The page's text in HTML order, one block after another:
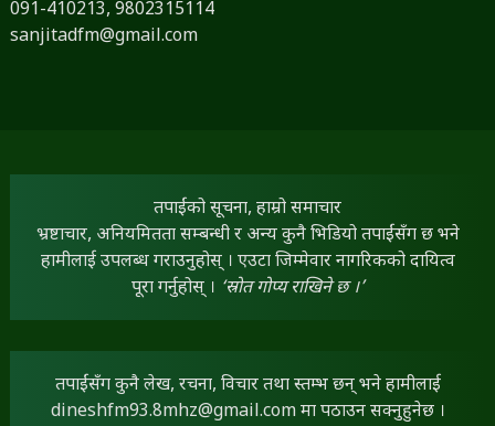
091-410213, 9802315114
sanjitadfm@gmail.com
तपाईंको सूचना, हाम्रो समाचार
भ्रष्टाचार, अनियमितता सम्बन्धी र अन्य कुनै भिडियो तपाईंसँग छ भने
हामीलाई उपलब्ध गराउनुहोस् । एउटा जिम्मेवार नागरिकको दायित्व
पूरा गर्नुहोस् । ‘स्रोत गोप्य राखिने छ ।’
तपाईंसँग कुनै लेख, रचना, विचार तथा स्तम्भ छन् भने हामीलाई
dineshfm93.8mhz@gmail.comमा पठाउन सक्नुहुनेछ ।